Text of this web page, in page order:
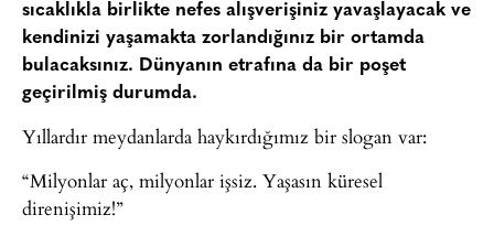
sıcaklıkla birlikte nefes alışverişiniz yavaşlayacak ve
kendinizi yaşamakta zorlandığınız bir ortamda
bulacaksınız. Dünyanın etrafına da bir poşet
geçirilmiş durumda.
Yıllardır meydanlarda haykırdığımız bir slogan var:
“Milyonlar aç, milyonlar işsiz. Yaşasın küresel
direnişimiz!”